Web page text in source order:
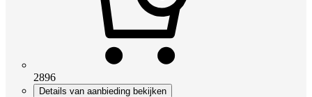
2896
Details van aanbieding bekijken